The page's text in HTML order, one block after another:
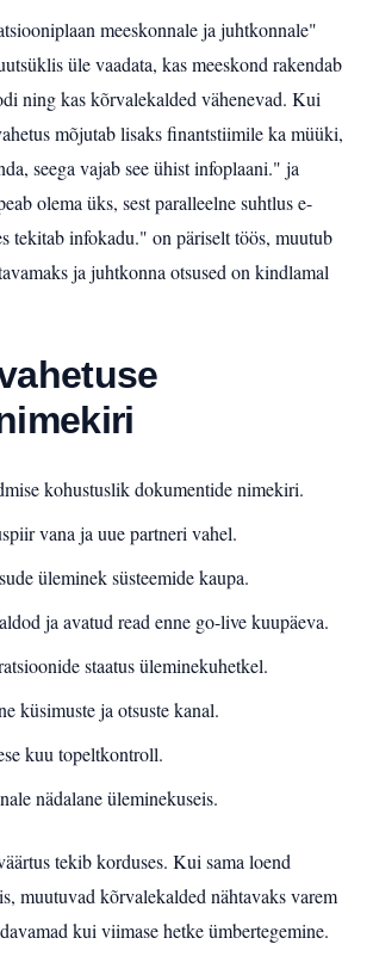
meeskonnale ja juhtkonnale"
üle vaadata, kas meeskond rakendab
ning kas kõrvalekalded vähenevad. Kui
mõjutab lisaks finantstiimile ka müüki,
seega vajab see ühist infoplaani." ja
olema üks, sest paralleelne suhtlus e-
tekitab infokadu." on päriselt töös, muutub
ja juhtkonna otsused on kindlamal
kohustuslik dokumentide nimekiri.
vana ja uue partneri vahel.
üleminek süsteemide kaupa.
ja avatud read enne go-live kuupäeva.
staatus üleminekuhetkel.
küsimuste ja otsuste kanal.
kuu topeltkontroll.
nädalane üleminekuseis.
tekib korduses. Kui sama loend
muutuvad kõrvalekalded nähtavaks varem
kui viimase hetke ümbertegemine.